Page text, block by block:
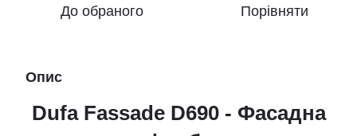
До обраного Порівняти
Опис
Dufa Fassade D690 - Фасадна